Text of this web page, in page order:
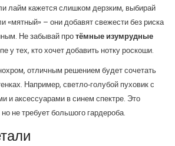
лайм кажется слишком дерзким, выбирай
«мятный» – они добавят свежести без риска
Не забывай протёмные изумрудные
у тех, кто хочет добавить нотку роскоши.
отличным решением будет сочетать
Например, светло‑голубой пуховик с
и аксессуарами в синем спектре. Это
не требует большого гардероба.